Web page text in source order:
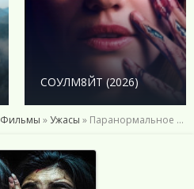
СОУЛМ8ЙТ (2026)
Фильмы »Ужасы » Паранормальное явление. Шум (2024)